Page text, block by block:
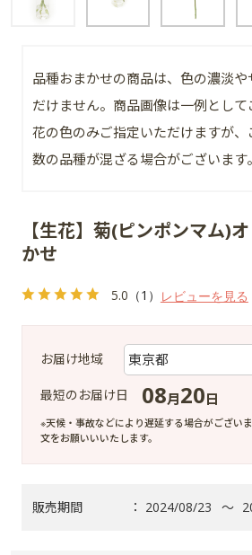
【生花】菊(ピンポンマム)
かせ
お届け地域
最短のお届け日 08月20日
※天候・事故などにより遅延する場合がござい
文をお願いいいたします。
品種おまかせの商品は、色の濃淡
だけません。商品画像は一例とし
花の色のみご指定いただけますが
数の品種が混ざる場合がございます。
販売期間 ： 2024/08/23 ～
5.0 （1） レビューを見る